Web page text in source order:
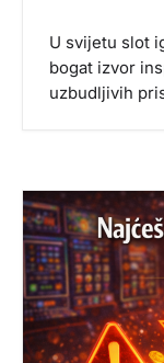
U svijetu slot
bogat izvor
uzbudljivih